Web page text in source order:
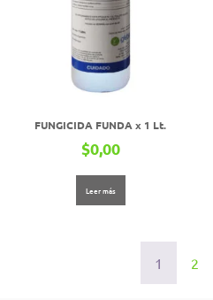
FUNGICIDA FUNDA x 1 Lt.
$0,00
Leer más
1 2